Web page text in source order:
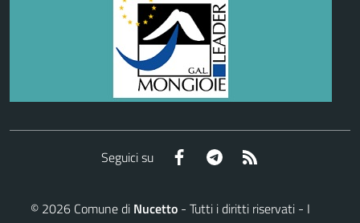
Seguici su Facebook Telegram
© 2026 Comune di Nucetto - Tutti i diritti riservati - I